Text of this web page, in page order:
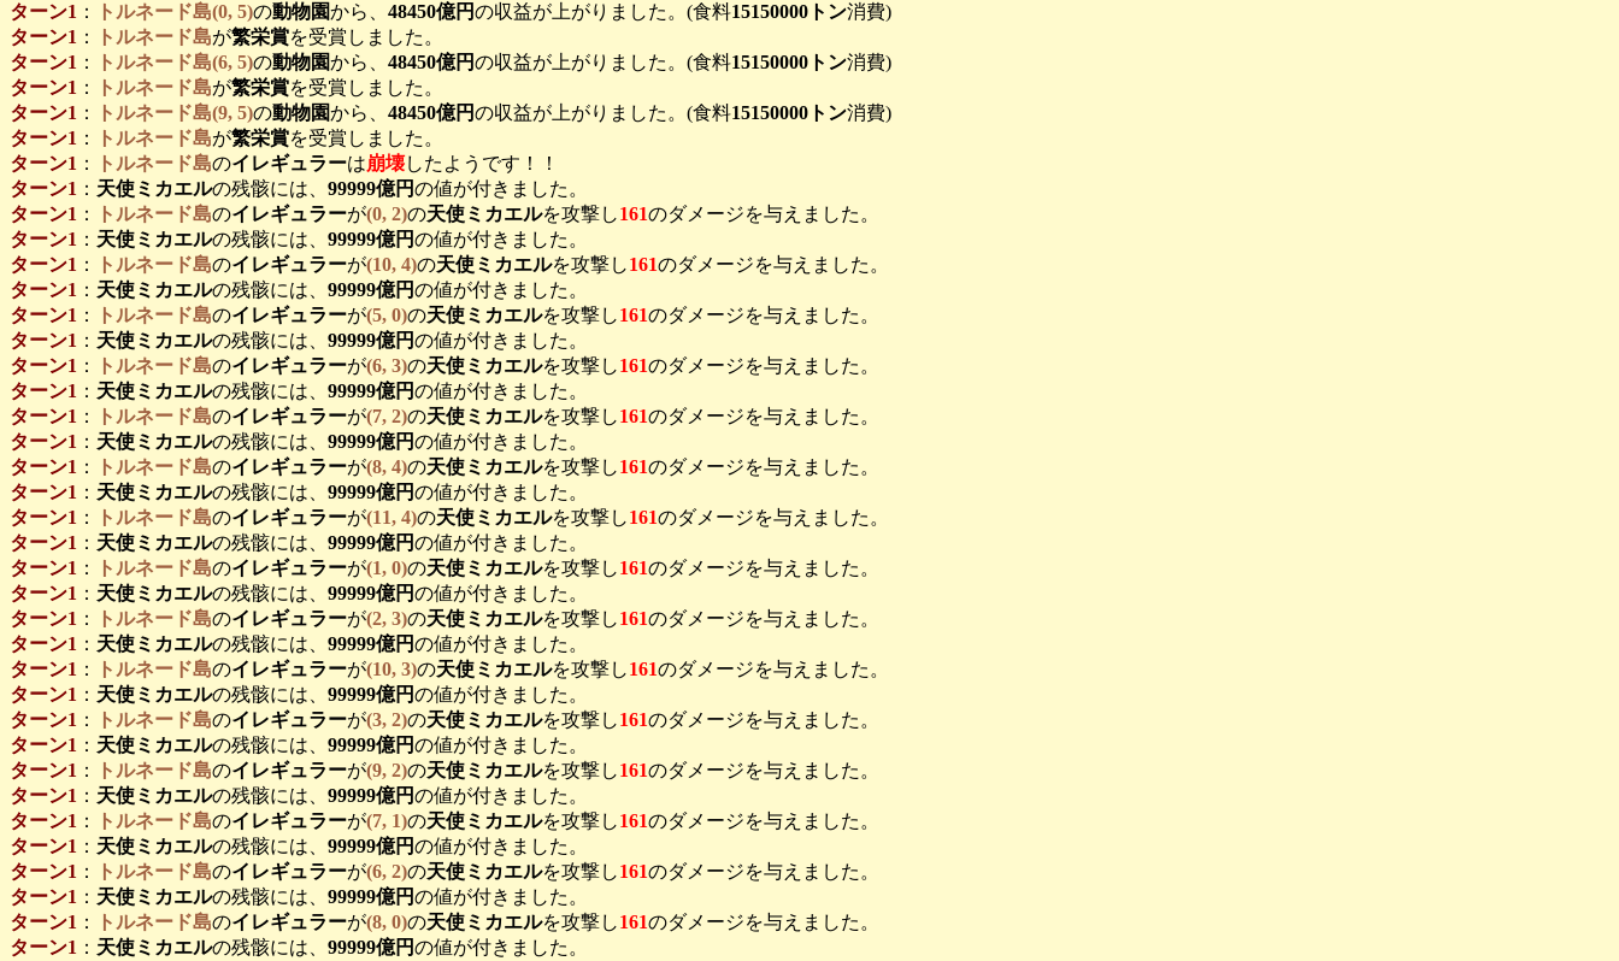
ターン1 ： トルネード島(0, 5)の動物園から、 48450億円の収益が上がりました。(食料15150000トン消費)
ターン1 ： トルネード島が繁栄賞を受賞しました。
ターン1 ： トルネード島(6, 5)の動物園から、 48450億円の収益が上がりました。(食料15150000トン消費)
ターン1 ： トルネード島が繁栄賞を受賞しました。
ターン1 ： トルネード島(9, 5)の動物園から、 48450億円の収益が上がりました。(食料15150000トン消費)
ターン1 ： トルネード島が繁栄賞を受賞しました。
ターン1 ： トルネード島のイレギュラーは崩壊したようです！！
ターン1 ： 天使ミカエルの残骸には、 99999億円の値が付きました。
ターン1 ： トルネード島のイレギュラーが(0, 2)の天使ミカエルを攻撃し161のダメージを与えました。
ターン1 ： 天使ミカエルの残骸には、 99999億円の値が付きました。
ターン1 ： トルネード島のイレギュラーが(10, 4)の天使ミカエルを攻撃し161のダメージを与えました。
ターン1 ： 天使ミカエルの残骸には、 99999億円の値が付きました。
ターン1 ： トルネード島のイレギュラーが(5, 0)の天使ミカエルを攻撃し161のダメージを与えました。
ターン1 ： 天使ミカエルの残骸には、 99999億円の値が付きました。
ターン1 ： トルネード島のイレギュラーが(6, 3)の天使ミカエルを攻撃し161のダメージを与えました。
ターン1 ： 天使ミカエルの残骸には、 99999億円の値が付きました。
ターン1 ： トルネード島のイレギュラーが(7, 2)の天使ミカエルを攻撃し161のダメージを与えました。
ターン1 ： 天使ミカエルの残骸には、 99999億円の値が付きました。
ターン1 ： トルネード島のイレギュラーが(8, 4)の天使ミカエルを攻撃し161のダメージを与えました。
ターン1 ： 天使ミカエルの残骸には、 99999億円の値が付きました。
ターン1 ： トルネード島のイレギュラーが(11, 4)の天使ミカエルを攻撃し161のダメージを与えました。
ターン1 ： 天使ミカエルの残骸には、 99999億円の値が付きました。
ターン1 ： トルネード島のイレギュラーが(1, 0)の天使ミカエルを攻撃し161のダメージを与えました。
ターン1 ： 天使ミカエルの残骸には、 99999億円の値が付きました。
ターン1 ： トルネード島のイレギュラーが(2, 3)の天使ミカエルを攻撃し161のダメージを与えました。
ターン1 ： 天使ミカエルの残骸には、 99999億円の値が付きました。
ターン1 ： トルネード島のイレギュラーが(10, 3)の天使ミカエルを攻撃し161のダメージを与えました。
ターン1 ： 天使ミカエルの残骸には、 99999億円の値が付きました。
ターン1 ： トルネード島のイレギュラーが(3, 2)の天使ミカエルを攻撃し161のダメージを与えました。
ターン1 ： 天使ミカエルの残骸には、 99999億円の値が付きました。
ターン1 ： トルネード島のイレギュラーが(9, 2)の天使ミカエルを攻撃し161のダメージを与えました。
ターン1 ： 天使ミカエルの残骸には、 99999億円の値が付きました。
ターン1 ： トルネード島のイレギュラーが(7, 1)の天使ミカエルを攻撃し161のダメージを与えました。
ターン1 ： 天使ミカエルの残骸には、 99999億円の値が付きました。
ターン1 ： トルネード島のイレギュラーが(6, 2)の天使ミカエルを攻撃し161のダメージを与えました。
ターン1 ： 天使ミカエルの残骸には、 99999億円の値が付きました。
ターン1 ： トルネード島のイレギュラーが(8, 0)の天使ミカエルを攻撃し161のダメージを与えました。
ターン1 ： 天使ミカエルの残骸には、 99999億円の値が付きました。